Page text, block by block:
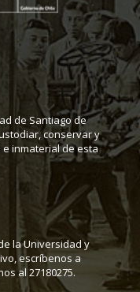
de Santiago de
conservar y
inmaterial de esta
la Universidad y
escríbenos a
al 27180275.